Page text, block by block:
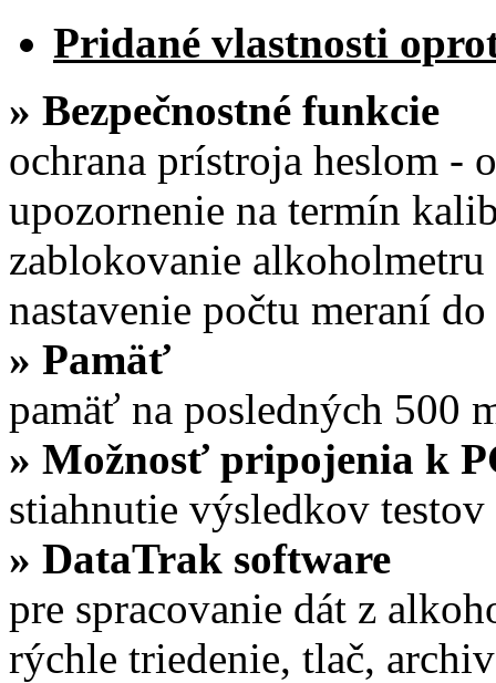
Pridané vlastnosti
» Bezpečnostné funkcie
ochrana prístroja heslom -
upozornenie na termín
zablokovanie
nastavenie počtu meraní
» Pamäť
pamäť na posledných 500
» Možnosť pripojenia k
stiahnutie výsledkov testov
» DataTrak software
pre spracovanie dát z
rýchle triedenie, tlač,